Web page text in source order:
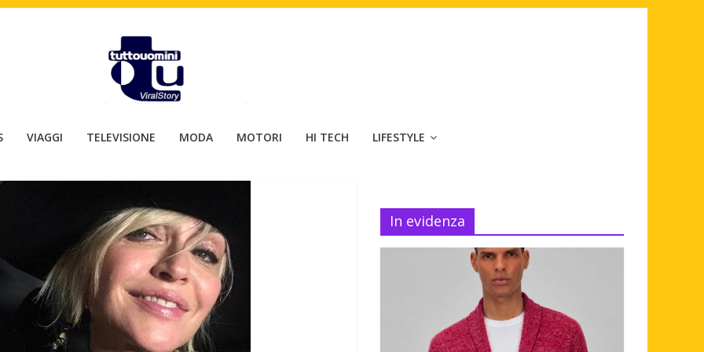
VIAGGI TELEVISIONE MODA MOTORI HI TECH LIFESTYLE
In evidenza